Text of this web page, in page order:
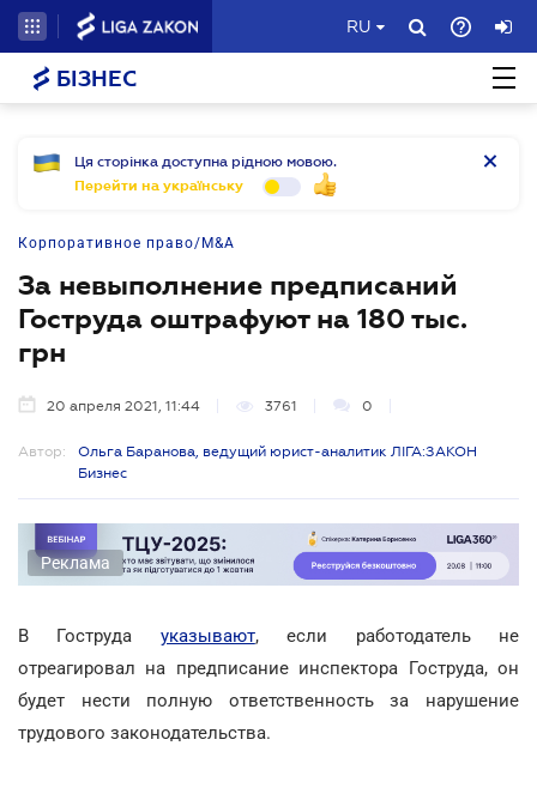
RU
БІЗНЕС
Ця сторінка доступна рідною мовою.
Перейти на українську
Корпоративное право/M&A
За невыполнение предписаний
Гоструда оштрафуют на 180 тыс.
грн
20 апреля 2021, 11:44 3761 0
Автор:
Ольга Баранова, ведущий юрист-аналитик ЛІГА:ЗАКОН
Бизнес
Реклама
В Гоструда указывают, если работодатель не
отреагировал на предписание инспектора Гоструда, он
будет нести полную ответственность за нарушение
трудового законодательства.